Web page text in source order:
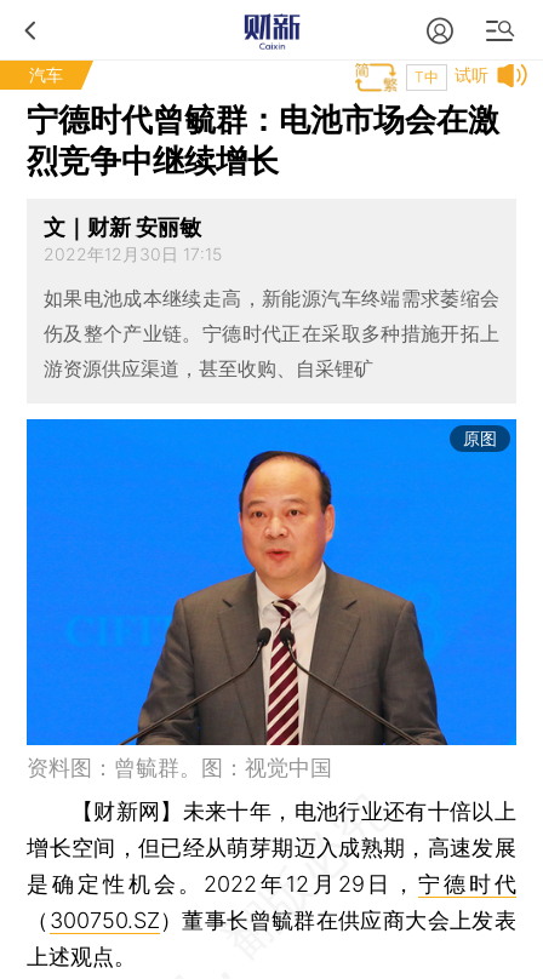
汽车 试听
T中
宁德时代曾毓群：电池市场会在激
烈竞争中继续增长
文｜财新 安丽敏
2022年12月30日 17:15
如果电池成本继续走高，新能源汽车终端需求萎缩会
伤及整个产业链。宁德时代正在采取多种措施开拓上
游资源供应渠道，甚至收购、自采锂矿
原图
资料图：曾毓群。图：视觉中国
【财新网】 未来十年，电池行业还有十倍以上
增长空间，但已经从萌芽期迈入成熟期，高速发展
是确定性机会。2022年12月29日，宁德时代
（ 300750.SZ）董事长曾毓群在供应商大会上发表
上述观点。